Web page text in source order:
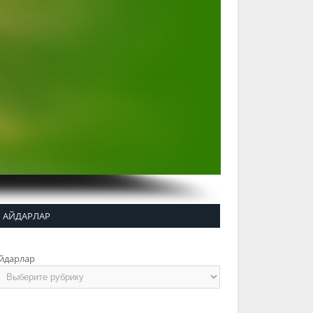
АЙДАРЛАР